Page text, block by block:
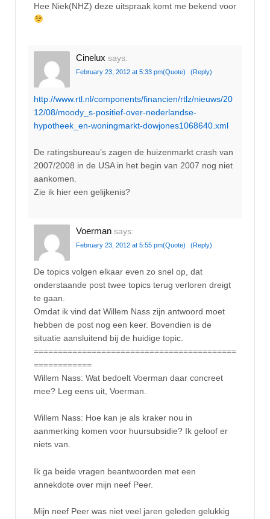
Hee Niek(NHZ) deze uitspraak komt me bekend voor
Cinelux says:
February 23, 2012 at 5:33 pm(Quote) (Reply)
http://www.rtl.nl/components/financien/rtlz/nieuws/20
12/08/moody_s-positief-over-nederlandse-
hypotheek_en-woningmarkt-dowjones1068640.xml
De ratingsbureau’s zagen de huizenmarkt crash van
2007/2008 in de USA in het begin van 2007 nog niet
aankomen.
Zie ik hier een gelijkenis?
Voerman says:
February 23, 2012 at 5:55 pm(Quote) (Reply)
De topics volgen elkaar even zo snel op, dat
onderstaande post twee topics terug verloren dreigt
te gaan.
Omdat ik vind dat Willem Nass zijn antwoord moet
hebben de post nog een keer. Bovendien is de
situatie aansluitend bij de huidige topic.
==========================================
============
Willem Nass: Wat bedoelt Voerman daar concreet
mee? Leg eens uit, Voerman.
Willem Nass: Hoe kan je als kraker nou in
aanmerking komen voor huursubsidie? Ik geloof er
niets van.
Ik ga beide vragen beantwoorden met een
annekdote over mijn neef Peer.
Mijn neef Peer was niet veel jaren geleden gelukkig